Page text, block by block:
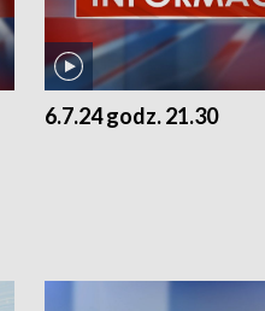
6.7.24 godz. 21.30